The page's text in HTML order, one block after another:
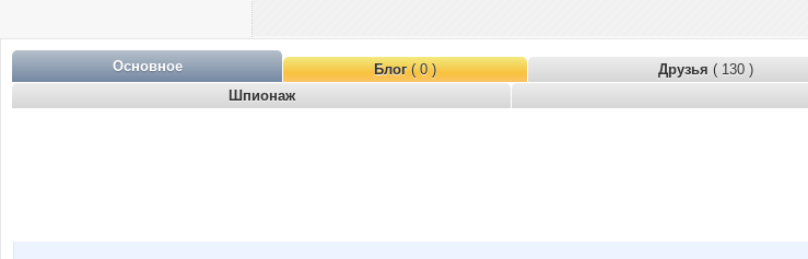
Основное Блог( 0 ) Друзья ( 130 )
Шпионаж